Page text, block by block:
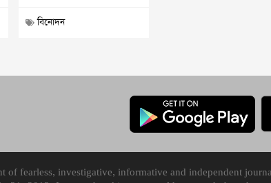
বিনোদন
fearless, investigative, informative and independent